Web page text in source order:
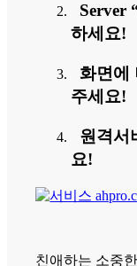
Server
하세요!
화면에
주세요!
원격서
요!
친애하는 소중